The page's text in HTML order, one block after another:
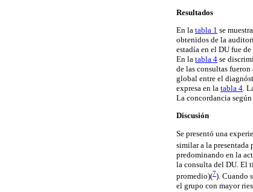
Resultados
En la tabla 1 se
obtenidos de la
estadía en el DU fue
En la tabla 4 se
de las consultas
global entre el
expresa en la tabla 4.
La concordancia
Discusión
Se presentó una
similar a la presentada
predominando en la
la consulta del DU. El
promedio)(7). Cuando
el grupo con mayor